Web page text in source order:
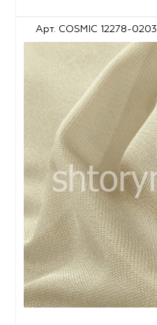
Арт. COSMIC 12278-0203